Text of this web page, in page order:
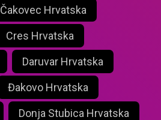
Čakovec Hrvatska
Cres Hrvatska
Daruvar Hrvatska
Đakovo Hrvatska
Donja Stubica Hrvatska